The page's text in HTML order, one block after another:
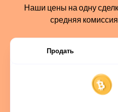
Наши цены на одну
средняя
Продать